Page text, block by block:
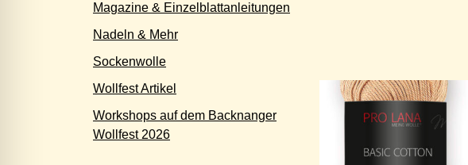
Magazine & Einzelblattanleitungen
Nadeln & Mehr
Sockenwolle
Wollfest Artikel
Workshops auf dem Backnanger
Wollfest 2026